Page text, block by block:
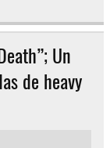
Un
de heavy